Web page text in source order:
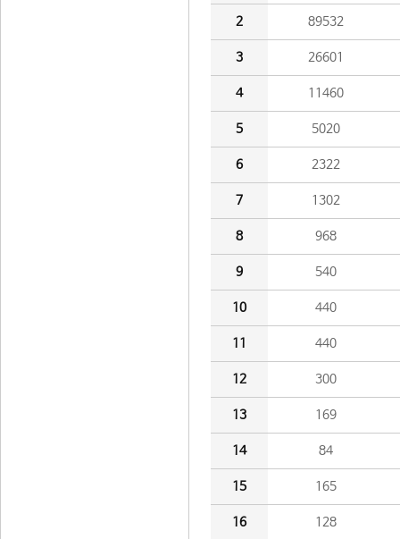
2 89532
3 26601
4 11460
5 5020
6 2322
7 1302
8 968
9 540
10 440
11 440
12 300
13 169
14 84
15 165
16 128